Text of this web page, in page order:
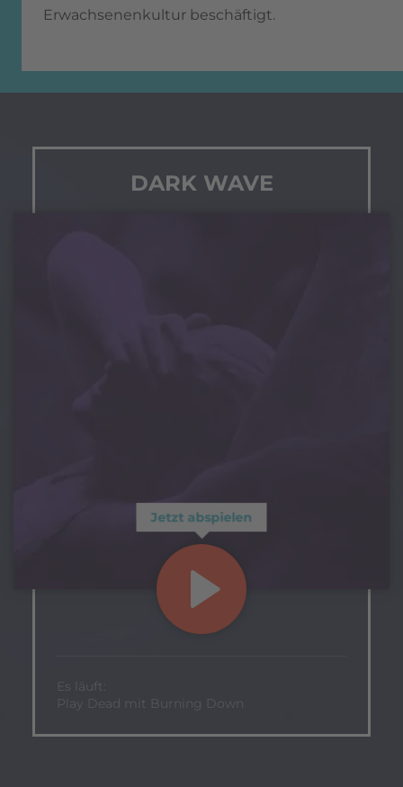
Erwachsenenkultur beschäftigt.
DARK WAVE
Jetzt abspielen
Es läuft:
Play Dead mit Burning Down